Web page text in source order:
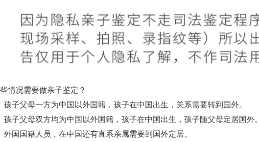
情况需要做亲子鉴定？
孩子父母一方为中国以外国籍，孩子在中国出生，关系需要转到国外。
孩子父母双方均为中国以外国籍，孩子在中国出生，孩子随父母定居国外。
外国国籍人员，在中国还有直系亲属需要到国外定居。